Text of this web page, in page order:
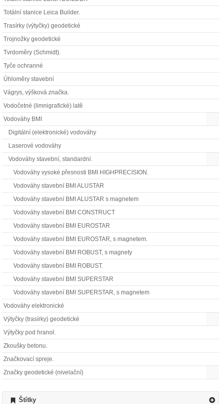
Totální stanice Leica Builder.
Trasírky (výtyčky) geodetické
Trojnožky geodetické
Tvrdoměry (Schmidt).
Tyče ochranné
Úhloměry stavební
Vágrys, výšková značka.
Vodočetné (limnigrafické) latě
Vodováhy BMI
Digitální (elektronické) vodováhy
Laserové vodováhy
Vodováhy stavební, standardní.
Vodováhy vysoké přesnosti BMI HIGHPRECISION.
Vodováhy stavební BMI ALUSTAR
Vodováhy stavební BMI ALUSTAR s magnetem
Vodováhy stavební BMI CONSTRUCT
Vodováhy stavební BMI EUROSTAR
Vodováhy stavební BMI EUROSTAR, s magnetem.
Vodováhy stavební BMI ROBUST, s magnety
Vodováhy stavební BMI ROBUST.
Vodováhy stavební BMI SUPERSTAR
Vodováhy stavební BMI SUPERSTAR, s magnetem
Vodováhy elektronické
Výtyčky (trasírky) geodetické
Výtyčky pod hranol.
Zkoušky betonu.
Značkovací spreje.
Značky geodetické (nivelační)
Štítky